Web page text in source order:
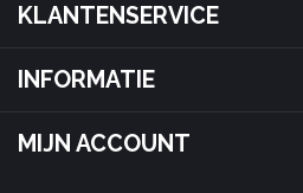
KLANTENSERVICE
INFORMATIE
MIJN ACCOUNT